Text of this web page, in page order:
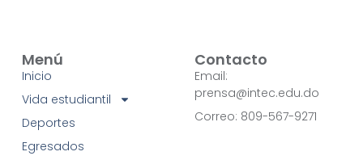
Menú
Inicio
Vida estudiantil
Deportes
Egresados
Contacto
Email:
prensa@intec.edu.do
Correo: 809-567-9271